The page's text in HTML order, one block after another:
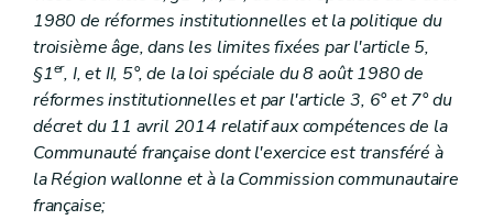
Art. 31
Art. 32
TitreII
Composition
Art. 33
Art. 34
Art. 35
TitreIII
Procédure de recours
Art. 36
Art. 37
1980 de réformes institutionnelles et la politique du
troisième âge, dans les limites fixées par l'article 5,
§1er, I, et II, 5°, de la loi spéciale du 8 août 1980 de
réformes institutionnelles et par l'article 3, 6° et 7° du
décret du 11 avril 2014 relatif aux compétences de la
Communauté française dont l'exercice est transféré à
la Région wallonne et à la Commission communautaire
française;